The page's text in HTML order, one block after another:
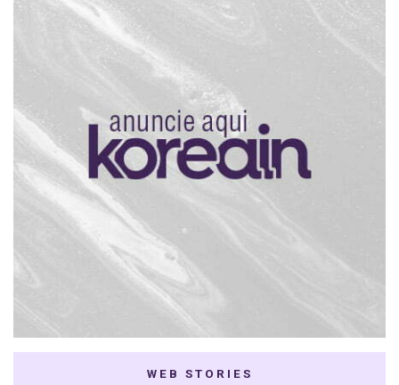
WEB STORIES
7 K-dramas Enemies
Thai Dramas com